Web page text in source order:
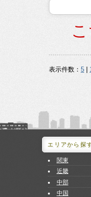
表示件数： 5
エリアから探
関東
近畿
中部
中国